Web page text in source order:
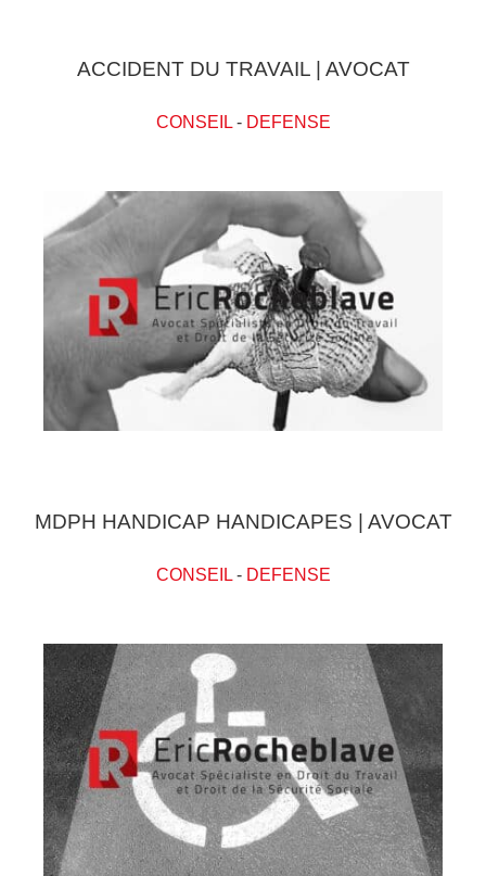
ACCIDENT DU TRAVAIL | AVOCAT
CONSEIL- DEFENSE
MDPH HANDICAP HANDICAPES | AVOCAT
CONSEIL- DEFENSE